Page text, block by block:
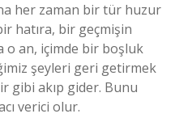
her zaman bir tür huzur
hatıra, bir geçmişin
o an, içimde bir boşluk
şeyleri geri getirmek
gibi akıp gider. Bunu
verici olur.